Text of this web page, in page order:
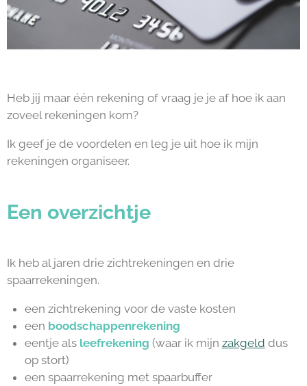
Heb jij maar één rekening of vraag je je af hoe ik aan
zoveel rekeningen kom?
Ik geef je de voordelen en leg je uit hoe ik mijn
rekeningen organiseer.
Een overzichtje
Ik heb al jaren drie zichtrekeningen en drie
spaarrekeningen.
een zichtrekening voor de vaste kosten
een boodschappenrekening
eentje als leefrekening (waar ik mijn zakgeld dus
op stort)
een spaarrekening met spaarbuffer